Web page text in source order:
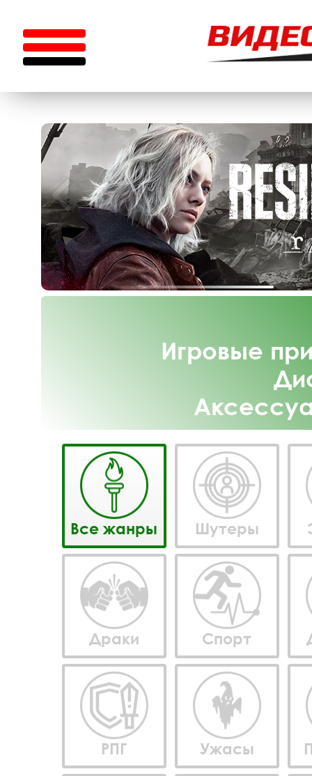
Игровые
Все жанры Шутеры
Драки Спорт
РПГ Ужасы